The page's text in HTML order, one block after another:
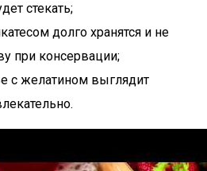
стекать;
долго хранятся и не
при консервации;
с желатином выглядит